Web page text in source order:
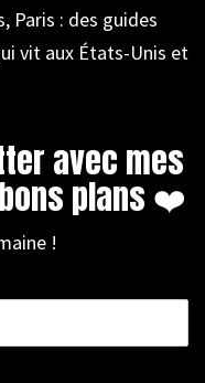
Paris : des guides
vit aux États-Unis et
avec mes
plans ❤️
!